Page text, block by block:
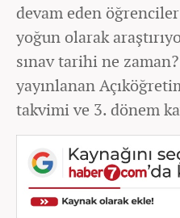
devam eden
yoğun olarak
sınav tarihi ne
yayınlanan
takvimi ve 3. dönem